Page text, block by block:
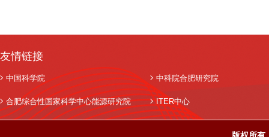
友情链接
中国科学院 中科院合肥研究院
合肥综合性国家科学中心能源研究院 ITER中心